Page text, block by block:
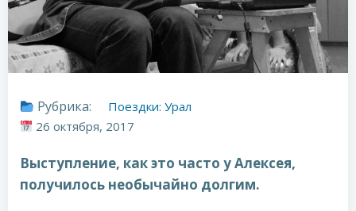
Рубрика:
Поездки: Урал
26 октября, 2017
Выступление, как это часто у Алексея,
получилось необычайно долгим.